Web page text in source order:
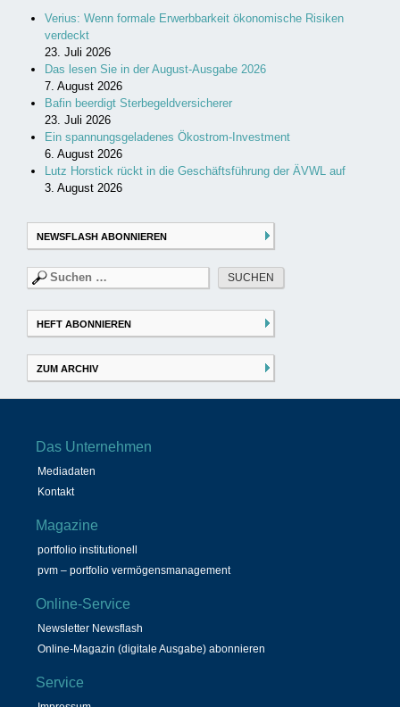
Verius: Wenn formale Erwerbbarkeit ökonomische Risiken
verdeckt
23. Juli 2026
Das lesen Sie in der August-Ausgabe 2026
7. August 2026
Bafin beerdigt Sterbegeldversicherer
23. Juli 2026
Ein spannungsgeladenes Ökostrom-Investment
6. August 2026
Lutz Horstick rückt in die Geschäftsführung der ÄVWL auf
3. August 2026
NEWSFLASH ABONNIEREN
Suchen
nach:
HEFT ABONNIEREN
ZUM ARCHIV
Das Unternehmen
Mediadaten
Kontakt
Magazine
portfolio institutionell
pvm – portfolio vermögensmanagement
Online-Service
Newsletter Newsflash
Online-Magazin (digitale Ausgabe) abonnieren
Service